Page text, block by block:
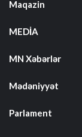
Maqazin
MEDİA
MN Xəbərlər
Mədəniyyət
Parlament